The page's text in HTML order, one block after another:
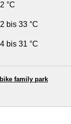
°C
bis 33 °C
bis 31 °C
family park